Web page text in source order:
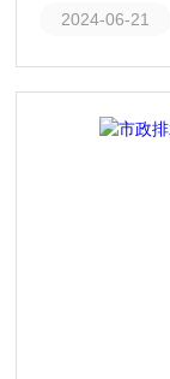
2024-06-21